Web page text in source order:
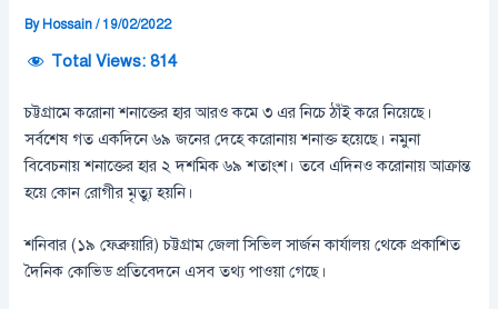
By Hossain/ 19/02/2022
Total Views: 814
চট্টগ্রামে করোনা শনাক্তের হার আরও কমে ৩ এর নিচে ঠাঁই করে নিয়েছে।
সর্বশেষ গত একদিনে ৬৯ জনের দেহে করোনায় শনাক্ত হয়েছে। নমুনা
বিবেচনায় শনাক্তের হার ২ দশমিক ৬৯ শতাংশ। তবে এদিনও করোনায় আক্রান্ত
হয়ে কোন রোগীর মৃত্যু হয়নি।
শনিবার (১৯ ফেব্রুয়ারি) চট্টগ্রাম জেলা সিভিল সার্জন কার্যালয় থেকে প্রকাশিত
দৈনিক কোভিড প্রতিবেদনে এসব তথ্য পাওয়া গেছে।